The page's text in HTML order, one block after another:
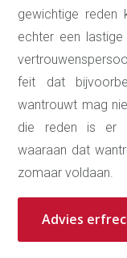
gewichtige
echter een
feit dat
wantrouwt mag
die reden is er
waaraan dat
zomaar voldaan.
Advies